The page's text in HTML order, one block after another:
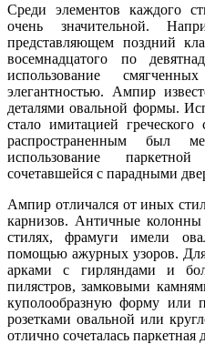
Среди элементов каждого
очень значительной.
представляющем поздний
восемнадцатого по
использование
элегантностью. Ампир
деталями овальной формы.
стало имитацией
распространенным был
использование
сочетавшейся с парадными
Ампир отличался от иных
карнизов. Античные колонны
стилях, фрамуги имели
помощью ажурных узоров.
арками с гирляндами и
пилястров, замковыми
куполообразную форму или
розетками овальной или
отлично сочеталась паркетная